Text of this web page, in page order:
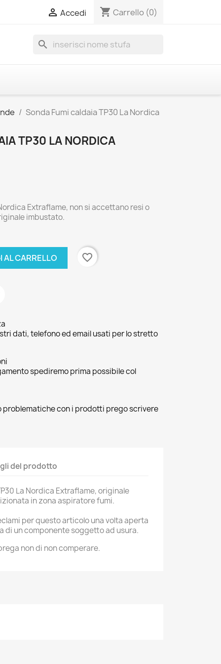
 Accedi shopping_cart Carrello (0)
search
Sonda Fumi caldaia TP30 La Nordica
TP30 LA NORDICA
Extraflame, non si accettano resi o
imbustato.
AL CARRELLO favorite_border
dati, telefono ed email usati per lo stretto
spediremo prima possibile col
problematiche con i prodotti prego scrivere
del prodotto
La Nordica Extraflame, originale
in zona aspiratore fumi.
per questo articolo una volta aperta
di un componente soggetto ad usura.
non di non comperare.